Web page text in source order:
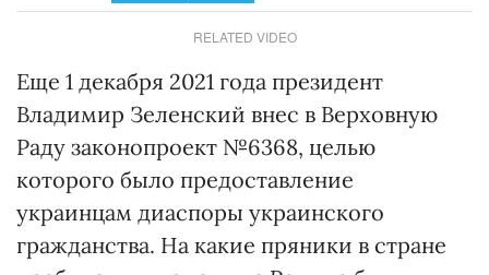
RELATED VIDEO
Еще 1 декабря 2021 года президент
Владимир Зеленский внес в Верховную
Раду законопроект №6368, целью
которого было предоставление
украинцам диаспоры украинского
гражданства. На какие пряники в стране